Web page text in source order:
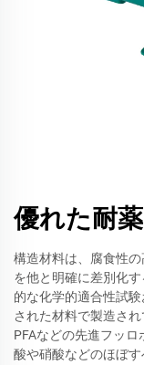
優れた耐
構造材料は、腐食性
を他と明確に差別化
的な化学的適合性試
された材料で製造さ
PFAなどの先進フッ
酸や硝酸などのほぼ